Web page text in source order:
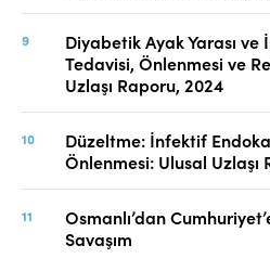
Diyabetik Ayak Yarası ve
Tedavisi, Önlenmesi ve
Uzlaşı Raporu, 2024
Düzeltme: İnfektif
Önlenmesi: Ulusal Uzlaşı
Osmanlı’dan
Savaşım